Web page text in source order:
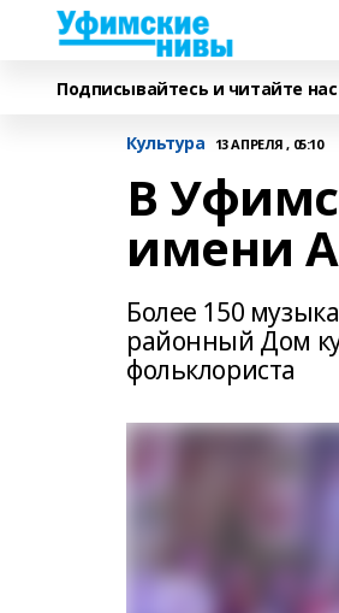
Подписывайтесь и читайте нас
Культура 13 АПРЕЛЯ , 05:10
В
имени
Более 150
районный Дом
фольклориста